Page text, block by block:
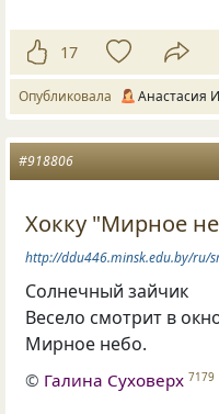
17
Опубликовала Анастасия
#918806
Хокку "Мирное
http://ddu446.minsk.edu.by/ru/
Солнечный зайчик
Весело смотрит в
Мирное небо.
© Галина Суховерх 7179